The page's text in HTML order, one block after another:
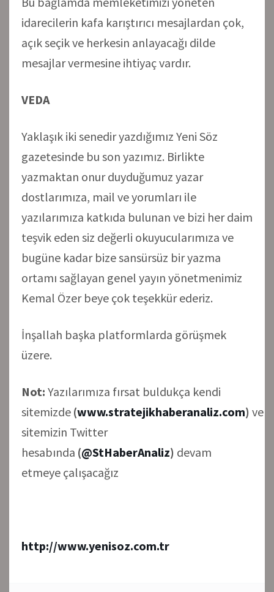
idarecilerin kafa karıştırıcı mesajlardan çok,
açık seçik ve herkesin anlayacağı dilde
mesajlar vermesine ihtiyaç vardır.
VEDA
Yaklaşık iki senedir yazdığımız Yeni Söz
gazetesinde bu son yazımız. Birlikte
yazmaktan onur duyduğumuz yazar
dostlarımıza, mail ve yorumları ile
yazılarımıza katkıda bulunan ve bizi her daim
teşvik eden siz değerli okuyucularımıza ve
bugüne kadar bize sansürsüz bir yazma
ortamı sağlayan genel yayın yönetmenimiz
Kemal Özer beye çok teşekkür ederiz.
İnşallah başka platformlarda görüşmek
üzere.
Not: Yazılarımıza fırsat buldukça kendi
sitemizde (www.stratejikhaberanaliz.com) ve
sitemizin Twitter
hesabında (@StHaberAnaliz) devam
etmeye çalışacağız
http://www.yenisoz.com.tr